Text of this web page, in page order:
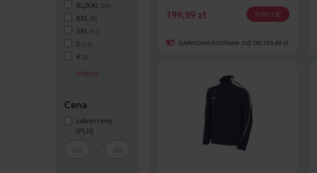
XL/XXL (20)
XXL (8)
3XL (17)
2 (14)
4 (2)
więcej
Cena
zakres ceny
(PLN)
-
199,99 zł KUPUJĘ
DARMOWA DOSTAWA JUŻ OD 299,00 zł